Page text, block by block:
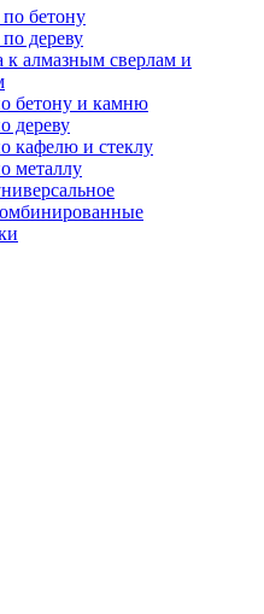
бетону
дереву
к алмазным сверлам и
бетону и камню
дереву
кафелю и стеклу
металлу